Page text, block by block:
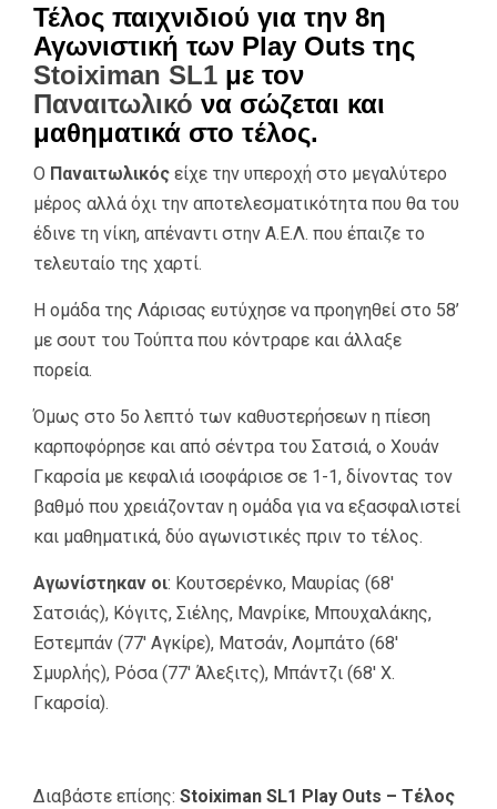
Τέλος παιχνιδιού για την 8η
Αγωνιστική των Play Outs της
Stoiximan SL1 με τον
Παναιτωλικό να σώζεται και
μαθηματικά στο τέλος.
Ο Παναιτωλικός είχε την υπεροχή στο μεγαλύτερο
μέρος αλλά όχι την αποτελεσματικότητα που θα του
έδινε τη νίκη, απέναντι στην Α.Ε.Λ. που έπαιζε το
τελευταίο της χαρτί.
Η ομάδα της Λάρισας ευτύχησε να προηγηθεί στο 58’
με σουτ του Τούπτα που κόντραρε και άλλαξε
πορεία.
Όμως στο 5ο λεπτό των καθυστερήσεων η πίεση
καρποφόρησε και από σέντρα του Σατσιά, ο Χουάν
Γκαρσία με κεφαλιά ισοφάρισε σε 1-1, δίνοντας τον
βαθμό που χρειάζονταν η ομάδα για να εξασφαλιστεί
και μαθηματικά, δύο αγωνιστικές πριν το τέλος.
Αγωνίστηκαν οι: Κουτσερένκο, Μαυρίας (68′
Σατσιάς), Κόγιτς, Σιέλης, Μανρίκε, Μπουχαλάκης,
Εστεμπάν (77′ Αγκίρε), Ματσάν, Λομπάτο (68′
Σμυρλής), Ρόσα (77′ Άλεξιτς), Μπάντζι (68′ Χ.
Γκαρσία).
Διαβάστε επίσης: Stoiximan SL1 Play Outs – Τέλος